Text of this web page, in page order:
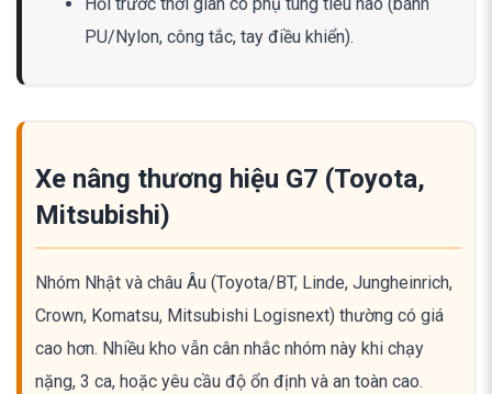
PU/Nylon, công tắc, tay điều khiển).
Xe nâng thương hiệu G7 (Toyota,
Mitsubishi)
Nhóm Nhật và châu Âu (Toyota/BT, Linde, Jungheinrich,
Crown, Komatsu, Mitsubishi Logisnext) thường có giá
cao hơn. Nhiều kho vẫn cân nhắc nhóm này khi chạy
nặng, 3 ca, hoặc yêu cầu độ ổn định và an toàn cao.